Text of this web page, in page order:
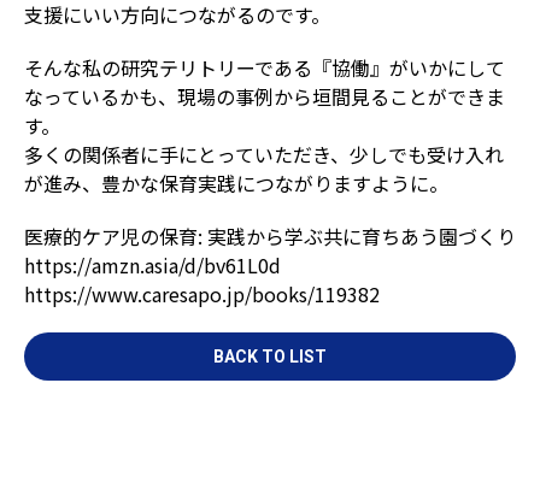
支援にいい方向につながるのです。
そんな私の研究テリトリーである『協働』がいかにして
なっているかも、現場の事例から垣間見ることができま
す。
多くの関係者に手にとっていただき、少しでも受け入れ
が進み、豊かな保育実践につながりますように。
医療的ケア児の保育: 実践から学ぶ共に育ちあう園づくり
https://amzn.asia/d/bv61L0d
https://www.caresapo.jp/books/119382
BACK TO LIST